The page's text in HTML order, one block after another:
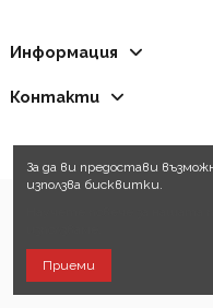
Информация
Контакти
За да ви предостави
използва бисквитки.
Приеми